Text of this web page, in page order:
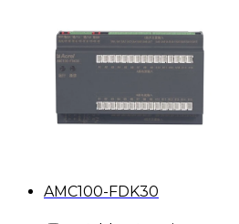
AMC100-FDK30